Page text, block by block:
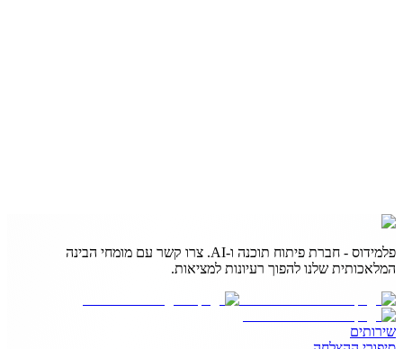
פלמידוס - חברת פיתוח תוכנה ו-AI. צרו קשר עם מומחי הבינה
המלאכותית שלנו להפוך רעיונות למציאות.
שירותים